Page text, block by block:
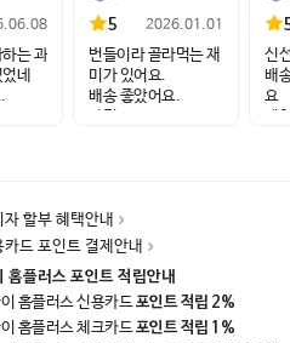
는 과
네
5 2026.01.01
번들이라 골라먹는 재
미가 있어요.
배송 좋았어요.
신
배
요
자 할부 혜택안내
카드 포인트 결제안내
홈플러스 포인트 적립안내
홈플러스 신용카드포인트 적립 2%
홈플러스 체크카드포인트 적립 1%